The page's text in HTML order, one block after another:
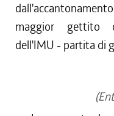
maggior gettito
dell'IMU - partita di